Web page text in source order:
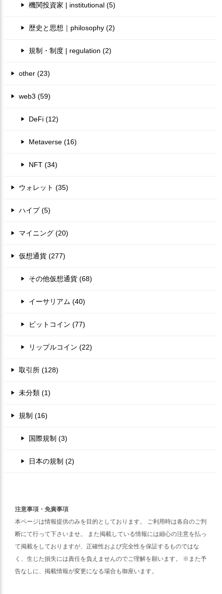
機関投資家 | institutional (5)
歴史と思想｜philosophy (2)
規制・制度 | regulation (2)
other (23)
web3 (59)
DeFi (12)
Metaverse (16)
NFT (34)
ウォレット (35)
ハイプ (5)
マイニング (20)
仮想通貨 (277)
その他仮想通貨 (68)
イーサリアム (40)
ビットコイン (77)
リップルコイン (22)
取引所 (128)
未分類 (1)
規制 (16)
国際規制 (3)
日本の規制 (2)
注意事項・免責事項
本ページは情報提供のみを目的としております。 ご利用時は各自のご判
断にて行って下さいませ。 また掲載している情報には細心の注意を払っ
て掲載をしておりますが、正確性および完全性を保証するものではな
く、生じた損失には責任を負えませんのでご理解を願います。 ※また予
告なしに、掲載情報が変更になる場合も御座います。